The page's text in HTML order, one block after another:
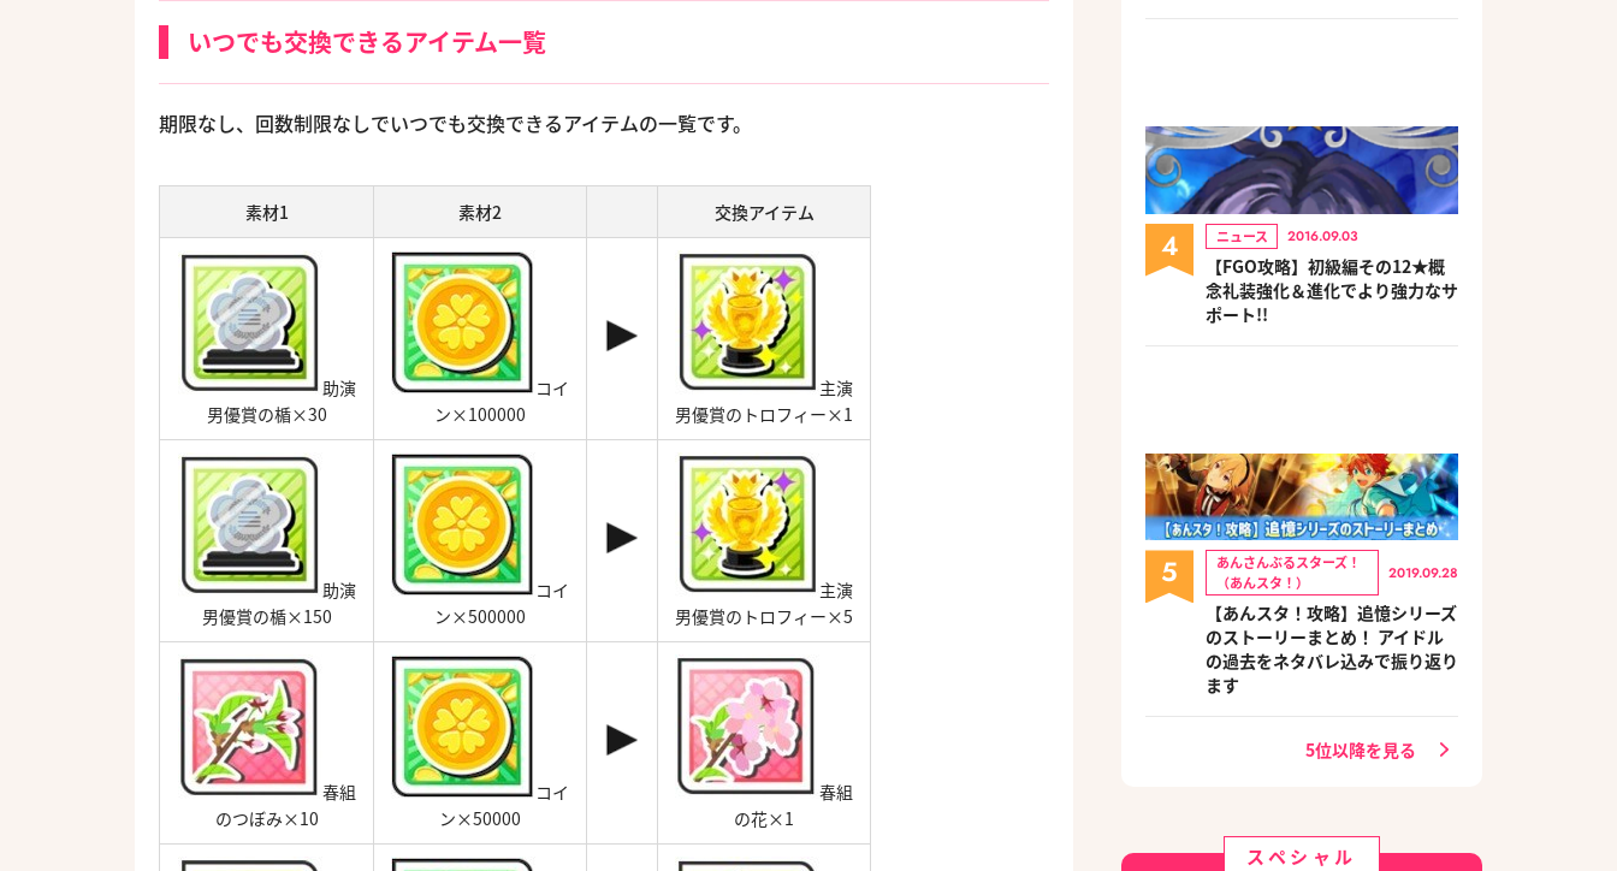
いつでも交換できるアイテム一覧
期限なし、回数制限なしでいつでも交換できるアイテムの一覧です。
素材1 素材2 交換アイテム
助演
男優賞の楯×30
コイ
ン×100000
主演
男優賞のトロフィー×1
助演
男優賞の楯×150
コイ
ン×500000
主演
男優賞のトロフィー×5
春組
のつぼみ×10
コイ
ン×50000
春組
の花×1
4 ニュース 2016.09.03
【FGO攻略】初級編その12★概
念礼装強化＆進化でより強力なサ
ポート!!
5
あんさんぶるスターズ！
（あんスタ！）
2019.09.28
【あんスタ！攻略】追憶シリーズ
のストーリーまとめ！ アイドル
の過去をネタバレ込みで振り返り
ます
5位以降を見る
スペシャル